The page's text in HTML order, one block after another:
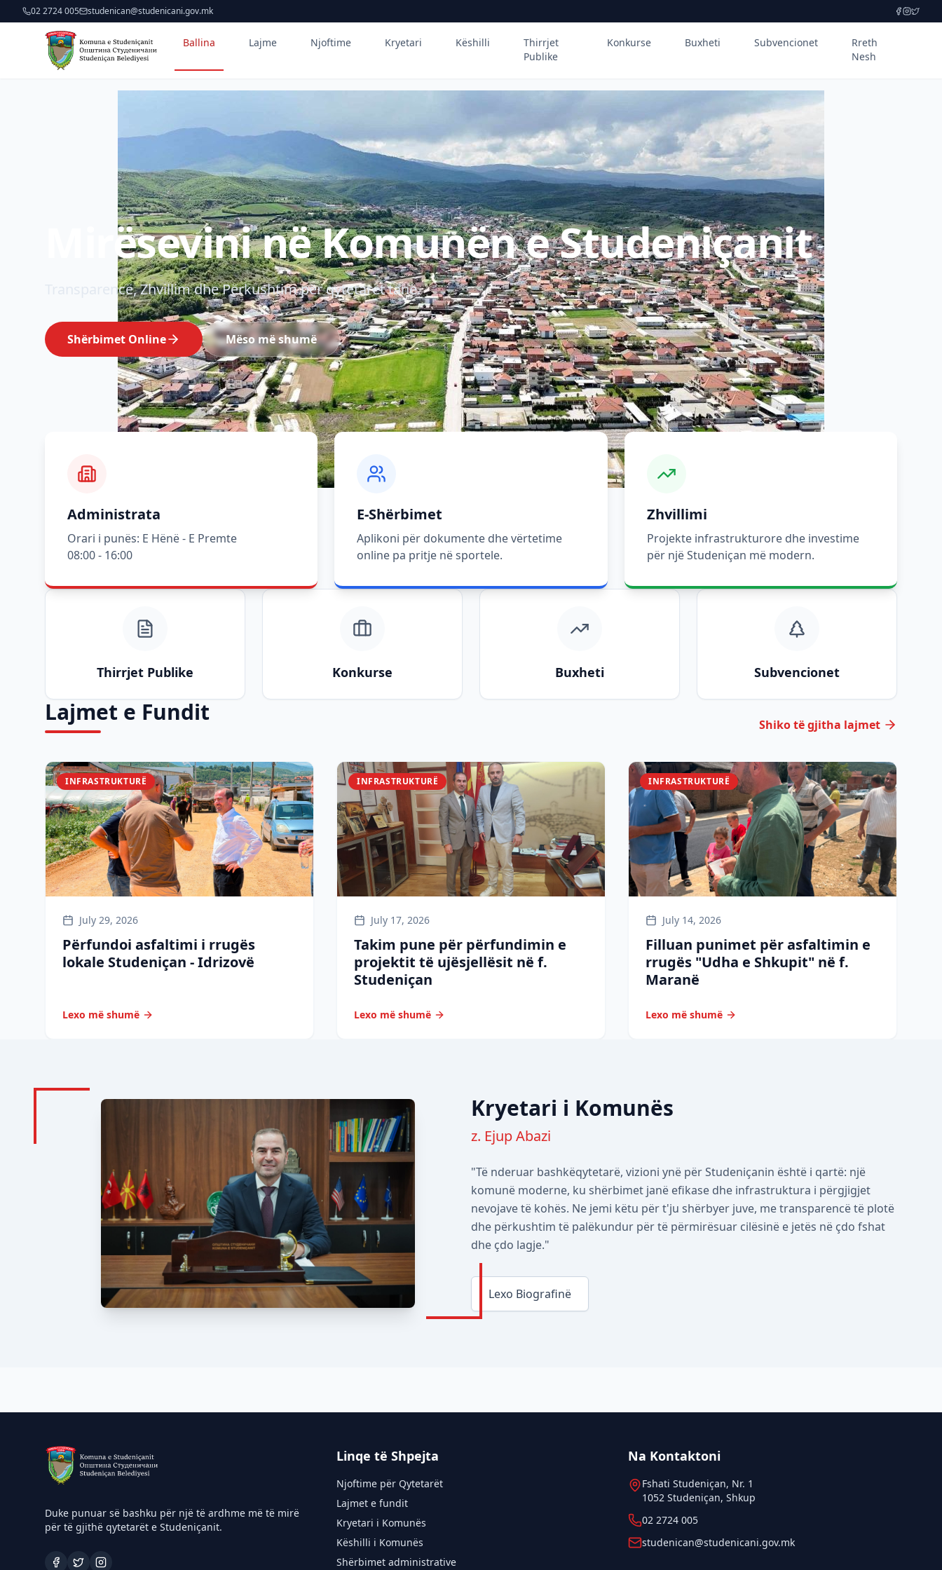
02 2724 005 studenican@studenicani.gov.mk
Ballina Lajme Njoftime Kryetari Këshilli
Thirrjet
Publike
Konkurse Buxheti Subvencionet
Rreth
Nesh
Mirësevini në Komunën e Studeniçanit
Transparencë, Zhvillim dhe Përkushtim për qytetarët tanë.
Shërbimet Online Mëso më shumë
Administrata
Orari i punës: E Hënë - E Premte
08:00 - 16:00
E-Shërbimet
Aplikoni për dokumente dhe vërtetime
online pa pritje në sportele.
Zhvillimi
Projekte infrastrukturore dhe investime
për një Studeniçan më modern.
Thirrjet Publike Konkurse Buxheti Subvencionet
Lajmet e Fundit Shiko të gjitha lajmet
INFRASTRUKTURË
July 29, 2026
Përfundoi asfaltimi i rrugës
lokale Studeniçan - Idrizovë
Lexo më shumë
INFRASTRUKTURË
July 17, 2026
Takim pune për përfundimin e
projektit të ujësjellësit në f.
Studeniçan
Lexo më shumë
INFRASTRUKTURË
July 14, 2026
Filluan punimet për asfaltimin e
rrugës "Udha e Shkupit" në f.
Maranë
Lexo më shumë
Kryetari i Komunës
z. Ejup Abazi
"Të nderuar bashkëqytetarë, vizioni ynë për Studeniçanin është i qartë: një
komunë moderne, ku shërbimet janë efikase dhe infrastruktura i përgjigjet
nevojave të kohës. Ne jemi këtu për t'ju shërbyer juve, me transparencë të plotë
dhe përkushtim të palëkundur për të përmirësuar cilësinë e jetës në çdo fshat
dhe çdo lagje."
Lexo Biografinë
Duke punuar së bashku për një të ardhme më të mirë
për të gjithë qytetarët e Studeniçanit.
Linqe të Shpejta
Njoftime për Qytetarët
Lajmet e fundit
Kryetari i Komunës
Këshilli i Komunës
Shërbimet administrative
Na Kontaktoni
Fshati Studeniçan, Nr. 1
1052 Studeniçan, Shkup
02 2724 005
studenican@studenicani.gov.mk